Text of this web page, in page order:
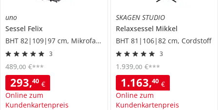
uno
Sessel Felix
BHT 82|109|97 cm, Mikrofaser
3
293,40 €
Online zum
Kundenkartenpreis
489,00 €***
SKAGEN STUDIO
Relaxsessel Mikkel
BHT 81|106|82 cm, Cordstoff
3
1.163,40 €
Online zum
Kundenkartenpreis
1.939,00 €***